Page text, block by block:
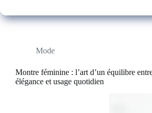
Mode
Montre féminine : l’art d’un équilibre
élégance et usage quotidien